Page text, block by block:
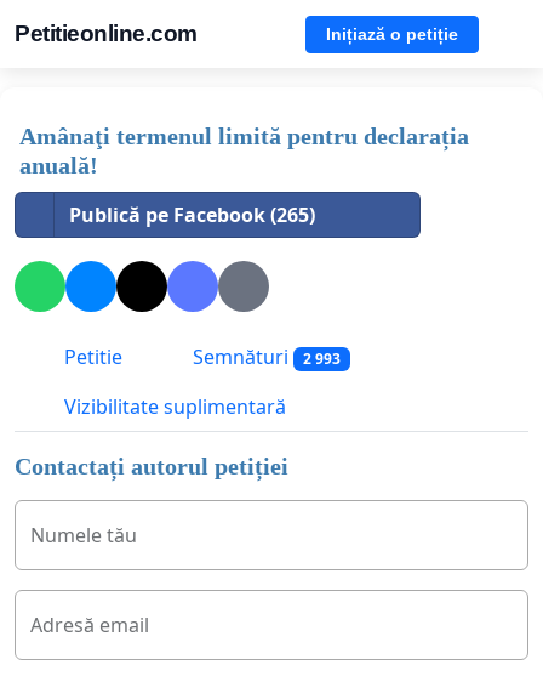
Petitieonline.com Inițiază o petiție
Amânaţi termenul limită pentru declarația
anuală!
Publică pe Facebook (265)
Petitie Semnături 2 993
Vizibilitate suplimentară
Contactați autorul petiției
Numele tău
Adresă email